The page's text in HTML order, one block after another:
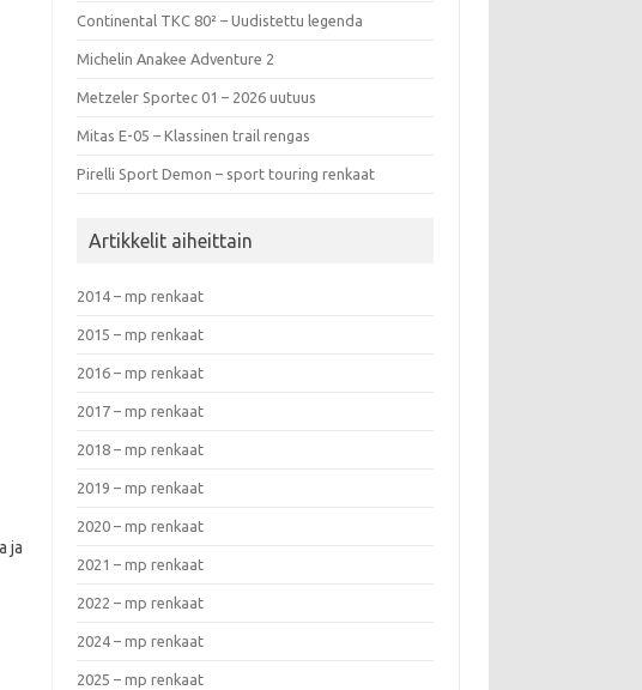
ja
Continental TKC 80² – Uudistettu legenda
Michelin Anakee Adventure 2
Metzeler Sportec 01 – 2026 uutuus
Mitas E-05 – Klassinen trail rengas
Pirelli Sport Demon – sport touring renkaat
Artikkelit aiheittain
2014 – mp renkaat
2015 – mp renkaat
2016 – mp renkaat
2017 – mp renkaat
2018 – mp renkaat
2019 – mp renkaat
2020 – mp renkaat
2021 – mp renkaat
2022 – mp renkaat
2024 – mp renkaat
2025 – mp renkaat